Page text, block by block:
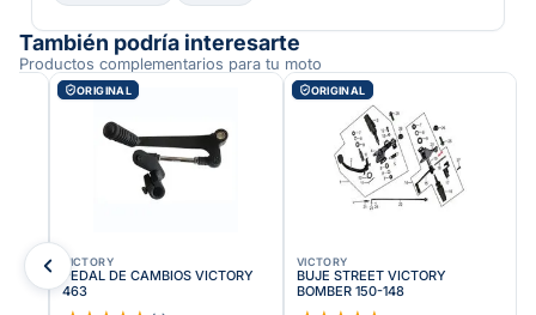
También podría interesarte
Productos complementarios para tu moto
ORIGINAL
VICTORY
PEDAL DE CAMBIOS VICTORY
463
ORIGINAL
VICTORY
BUJE STREET VICTORY
BOMBER 150-148